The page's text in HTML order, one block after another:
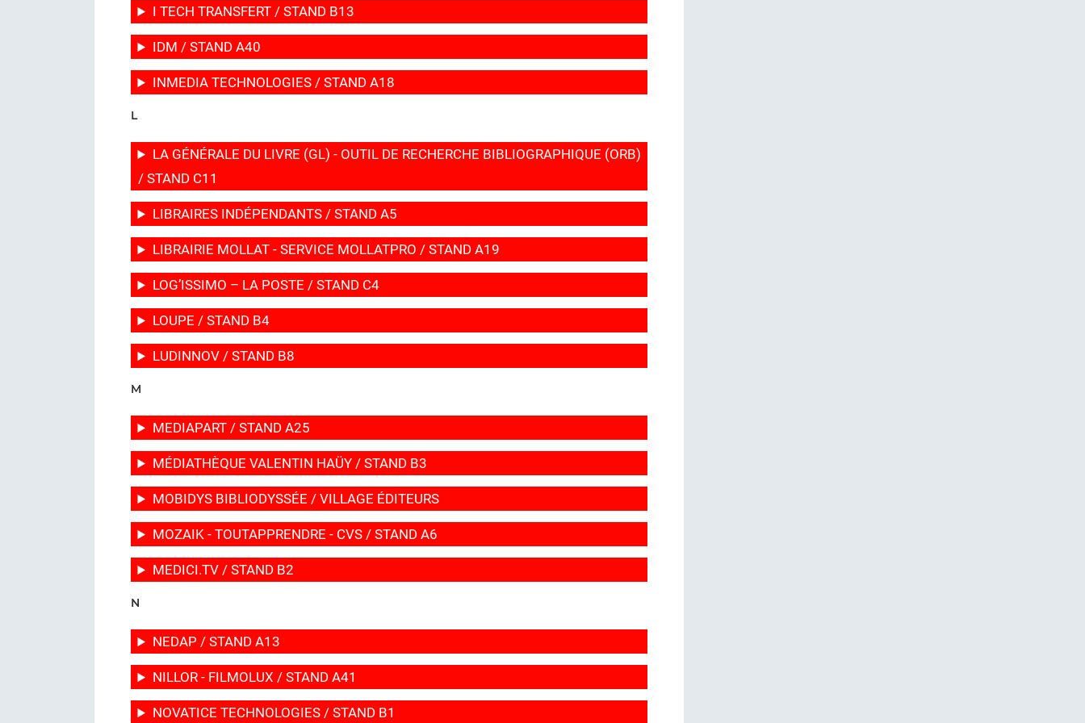
I TECH TRANSFERT / STAND B13
IDM / STAND A40
INMEDIA TECHNOLOGIES / STAND A18
L
LA GÉNÉRALE DU LIVRE (GL) - OUTIL DE RECHERCHE BIBLIOGRAPHIQUE (ORB)
/ STAND C11
LIBRAIRES INDÉPENDANTS / STAND A5
LIBRAIRIE MOLLAT - SERVICE MOLLATPRO / STAND A19
LOG’ISSIMO – LA POSTE / STAND C4
LOUPE / STAND B4
LUDINNOV / STAND B8
M
MEDIAPART / STAND A25
MÉDIATHÈQUE VALENTIN HAÜY / STAND B3
MOBIDYS BIBLIODYSSÉE / VILLAGE ÉDITEURS
MOZAIK - TOUTAPPRENDRE - CVS / STAND A6
MEDICI.TV / STAND B2
N
NEDAP / STAND A13
NILLOR - FILMOLUX / STAND A41
NOVATICE TECHNOLOGIES / STAND B1